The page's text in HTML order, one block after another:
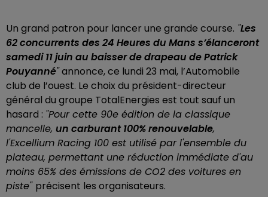
Un grand patron pour lancer une grande course. "Les
62 concurrents des 24 Heures du Mans s’élanceront
samedi 11 juin au baisser de drapeau de Patrick
Pouyanné"annonce, ce lundi 23 mai, l’Automobile
club de l’ouest. Le choix du président-directeur
général du groupe TotalEnergies est tout sauf un
hasard : "Pour cette 90e édition de la classique
mancelle, un carburant 100% renouvelable,
l'Excellium Racing 100 est utilisé par l'ensemble du
plateau, permettant une réduction immédiate d'au
moins 65% des émissions de CO2 des voitures en
piste" précisent les organisateurs.